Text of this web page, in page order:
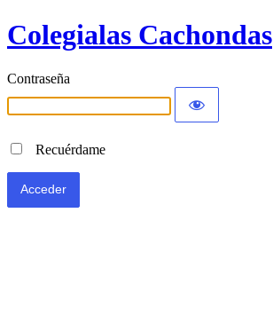
Colegialas Cachondas
Contraseña
Recuérdame